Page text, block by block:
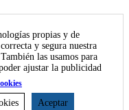
propias y de
y segura nuestra
las usamos para
ajustar la publicidad
Aceptar